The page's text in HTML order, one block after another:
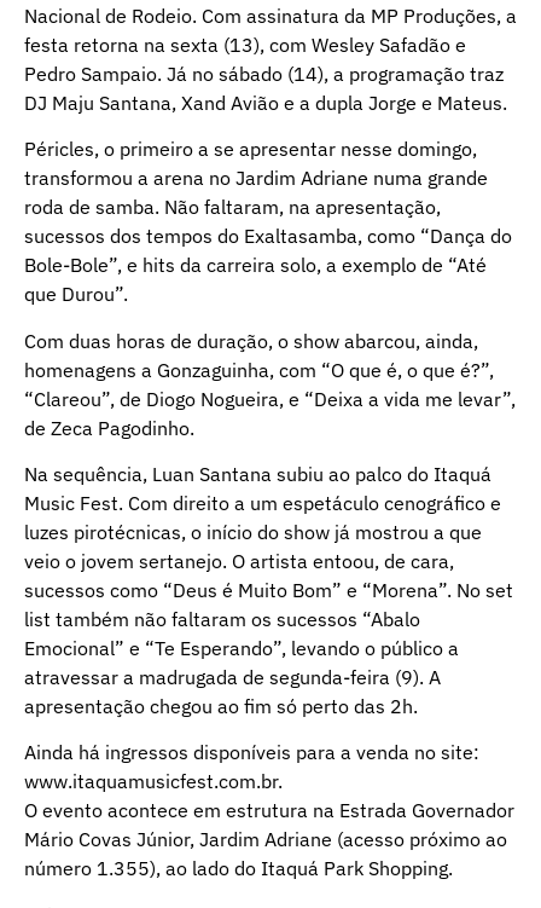
Nacional de Rodeio. Com assinatura da MP Produções, a
festa retorna na sexta (13), com Wesley Safadão e
Pedro Sampaio. Já no sábado (14), a programação traz
DJ Maju Santana, Xand Avião e a dupla Jorge e Mateus.
Péricles, o primeiro a se apresentar nesse domingo,
transformou a arena no Jardim Adriane numa grande
roda de samba. Não faltaram, na apresentação,
sucessos dos tempos do Exaltasamba, como “Dança do
Bole-Bole”, e hits da carreira solo, a exemplo de “Até
que Durou”.
Com duas horas de duração, o show abarcou, ainda,
homenagens a Gonzaguinha, com “O que é, o que é?”,
“Clareou”, de Diogo Nogueira, e “Deixa a vida me levar”,
de Zeca Pagodinho.
Na sequência, Luan Santana subiu ao palco do Itaquá
Music Fest. Com direito a um espetáculo cenográfico e
luzes pirotécnicas, o início do show já mostrou a que
veio o jovem sertanejo. O artista entoou, de cara,
sucessos como “Deus é Muito Bom” e “Morena”. No set
list também não faltaram os sucessos “Abalo
Emocional” e “Te Esperando”, levando o público a
atravessar a madrugada de segunda-feira (9). A
apresentação chegou ao fim só perto das 2h.
Ainda há ingressos disponíveis para a venda no site:
www.itaquamusicfest.com.br.
O evento acontece em estrutura na Estrada Governador
Mário Covas Júnior, Jardim Adriane (acesso próximo ao
número 1.355), ao lado do Itaquá Park Shopping.